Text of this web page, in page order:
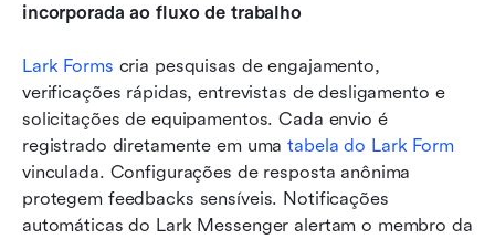
incorporada ao fluxo de trabalho
Lark Forms cria pesquisas de engajamento,
verificações rápidas, entrevistas de desligamento e
solicitações de equipamentos. Cada envio é
registrado diretamente em uma tabela do Lark Form
vinculada. Configurações de resposta anônima
protegem feedbacks sensíveis. Notificações
automáticas do Lark Messenger alertam o membro da